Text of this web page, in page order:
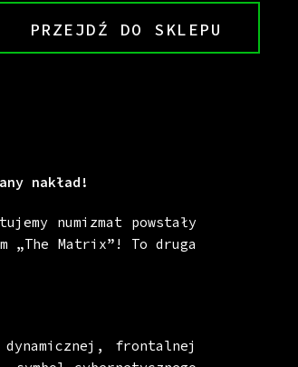
PRZEJDŹ DO SKLEPU
nakład!
numizmat powstały
„The Matrix”! To druga
dynamicznej, frontalnej